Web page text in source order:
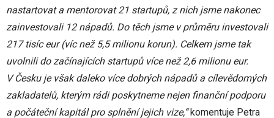
nastartovat a mentorovat 21 startupů, z nich jsme nakonec
zainvestovali 12 nápadů. Do těch jsme v průměru investovali
217 tisíc eur (víc než 5,5 milionu korun). Celkem jsme tak
uvolnili do začínajících startupů více než 2,6 milionu eur.
V Česku je však daleko více dobrých nápadů a cílevědomých
zakladatelů, kterým rádi poskytneme nejen finanční podporu
a počáteční kapitál pro splnění jejich vize,“komentuje Petra